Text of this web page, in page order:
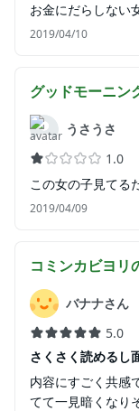
お金にだらしない
2019/04/10
グッドモーニン
うさうさ
1.0
この女の子見てる
2019/04/09
コミンカビヨリ
バナナさん
5.0
さくさく読めるし
内容にすごく共感
てて一見暗くなり